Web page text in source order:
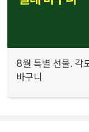
8월 특별 선물. 각
바구니